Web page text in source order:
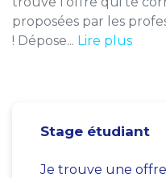
proposées par les
! Dépose... Lire plus
Stage étudiant
Je trouve une